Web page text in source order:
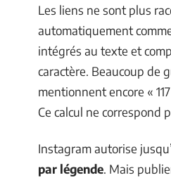
Les liens ne sont plus
automatiquement
intégrés au texte et
caractère. Beaucoup de
mentionnent encore «
Ce calcul ne correspond
Instagram autorise
par légende. Mais